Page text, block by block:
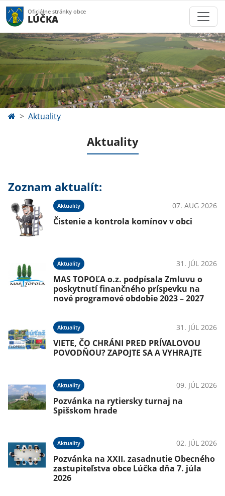
Oficiálne stránky obce
LÚČKA
Aktuality
Aktuality
Zoznam aktualít:
Aktuality 07. AUG 2026
Čistenie a kontrola komínov v obci
Aktuality 31. JÚL 2026
MAS TOPOĽA o.z. podpísala Zmluvu o
poskytnutí finančného príspevku na
nové programové obdobie 2023 – 2027
Aktuality 31. JÚL 2026
VIETE, ČO CHRÁNI PRED PRÍVALOVOU
POVODŇOU? ZAPOJTE SA A VYHRAJTE
Aktuality 09. JÚL 2026
Pozvánka na rytiersky turnaj na
Spišskom hrade
Aktuality 02. JÚL 2026
Pozvánka na XXII. zasadnutie Obecného
zastupiteľstva obce Lúčka dňa 7. júla
2026